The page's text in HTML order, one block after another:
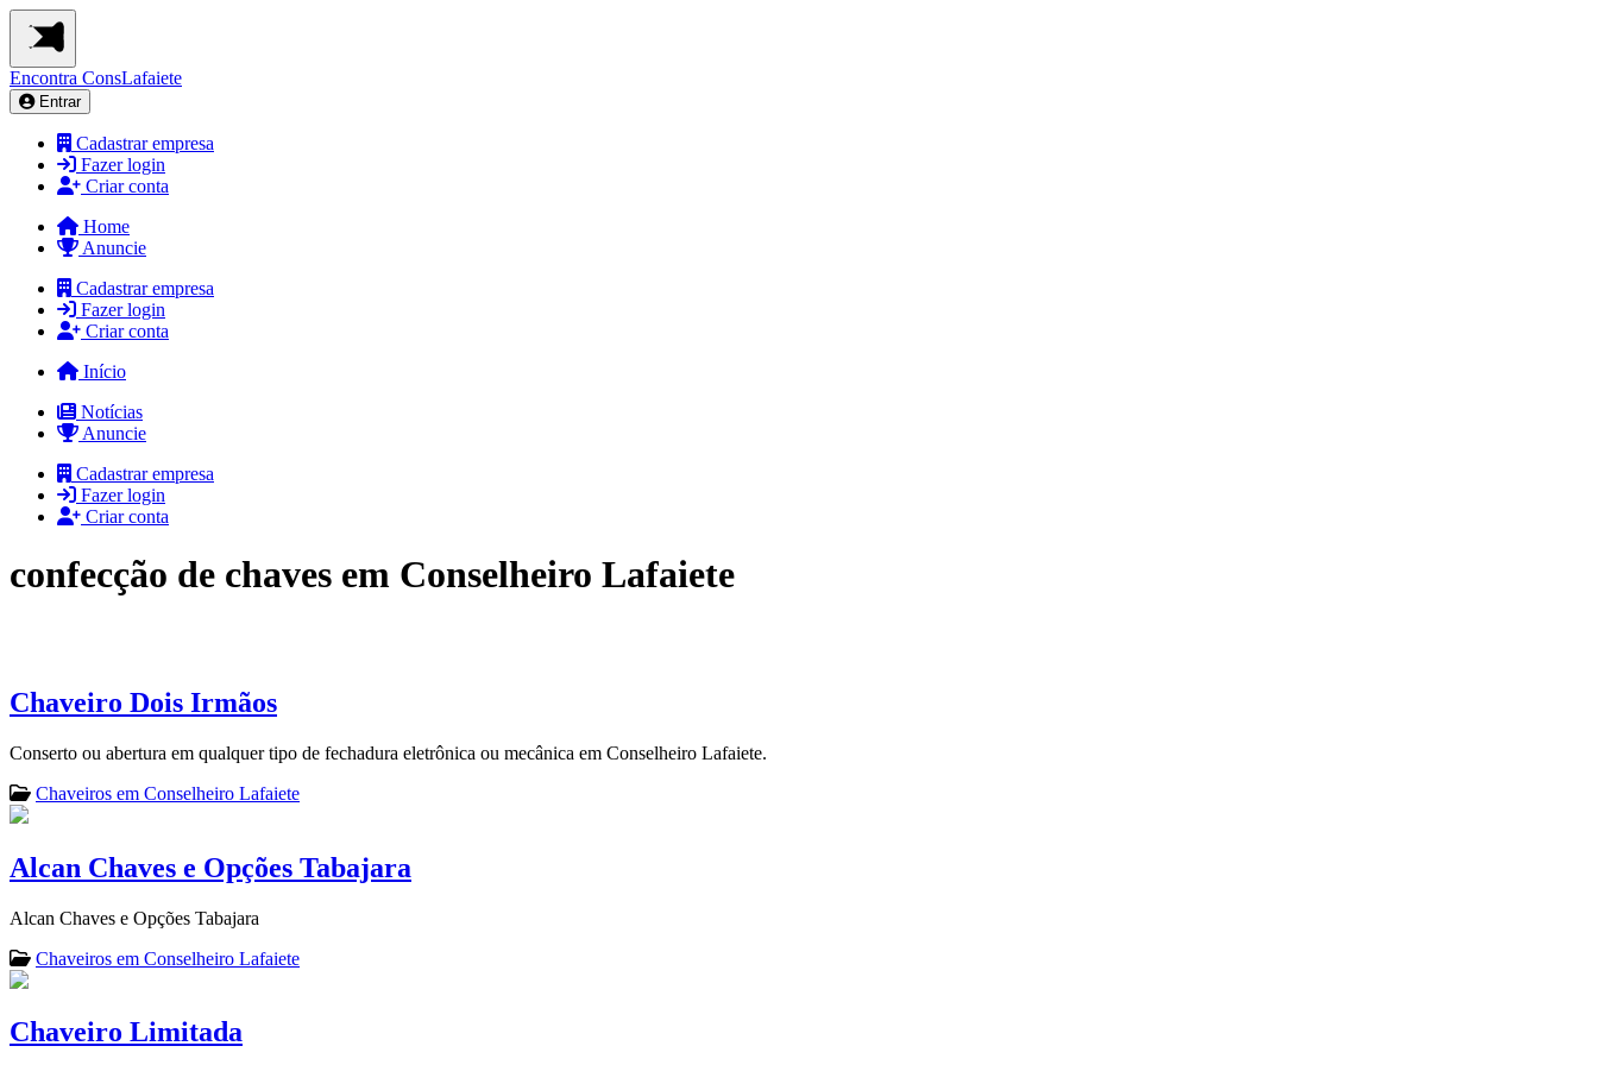
Encontra ConsLafaiete
Entrar
Cadastrar empresa
Fazer login
Criar conta
Home
Anuncie
Cadastrar empresa
Fazer login
Criar conta
Início
Notícias
Anuncie
Cadastrar empresa
Fazer login
Criar conta
confecção de chaves em Conselheiro Lafaiete
Chaveiro Dois Irmãos
Conserto ou abertura em qualquer tipo de fechadura eletrônica ou mecânica em Conselheiro Lafaiete.
Chaveiros em Conselheiro Lafaiete
Alcan Chaves e Opções Tabajara
Alcan Chaves e Opções Tabajara
Chaveiros em Conselheiro Lafaiete
Chaveiro Limitada